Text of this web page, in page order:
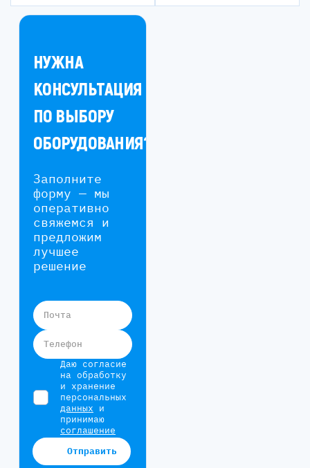
НУЖНА
КОНСУЛЬТАЦИЯ
ПО ВЫБОРУ
ОБОРУДОВАНИЯ?
Заполните
форму — мы
оперативно
свяжемся и
предложим
лучшее
решение
Почта
Телефон
Даю согласие
на обработку
и хранение
персональных
данных и
принимаю
соглашение
Отправить